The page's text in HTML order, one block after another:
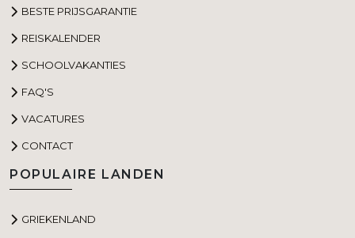
BESTE PRIJSGARANTIE
REISKALENDER
SCHOOLVAKANTIES
FAQ'S
VACATURES
CONTACT
POPULAIRE LANDEN
GRIEKENLAND